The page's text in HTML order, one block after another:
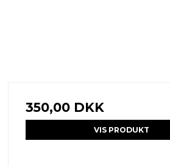
350,00 DKK
VIS PRODUKT